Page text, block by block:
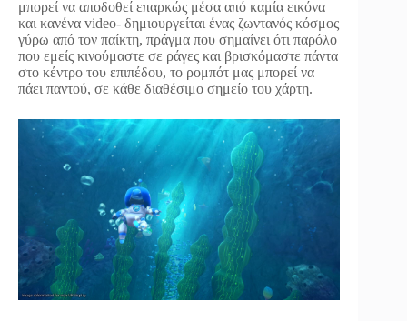
μπορεί να αποδοθεί επαρκώς μέσα από καμία εικόνα
και κανένα video- δημιουργείται ένας ζωντανός κόσμος
γύρω από τον παίκτη, πράγμα που σημαίνει ότι παρόλο
που εμείς κινούμαστε σε ράγες και βρισκόμαστε πάντα
στο κέντρο του επιπέδου, το ρομπότ μας μπορεί να
πάει παντού, σε κάθε διαθέσιμο σημείο του χάρτη.